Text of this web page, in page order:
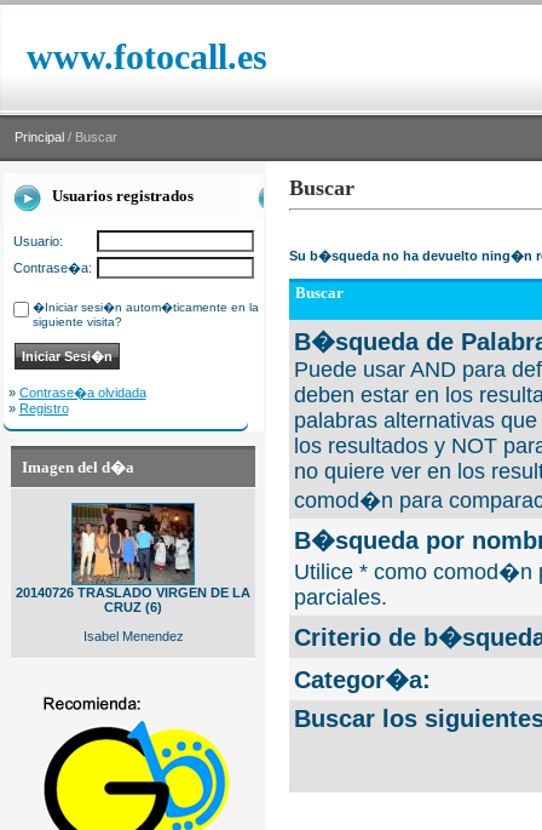
www.fotocall.es
Principal / Buscar
Usuarios registrados
Usuario:
Contrase�a:
�Iniciar sesi�n autom�ticamente en la
siguiente visita?
» Contrase�a olvidada
» Registro
Imagen del d�a
20140726 TRASLADO VIRGEN DE LA
CRUZ (6)
Isabel Menendez
Buscar
Su b�squeda no ha devuelto ning�n
Buscar
B�squeda de
Puede usar AND para
deben estar en los
palabras alternativas
los resultados y NOT
no quiere ver en los
comod�n para
B�squeda por
Utilice * como comod�n
parciales.
Criterio de
Categor�a:
Buscar los